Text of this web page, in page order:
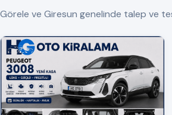
Görele ve Giresun genelinde talep ve